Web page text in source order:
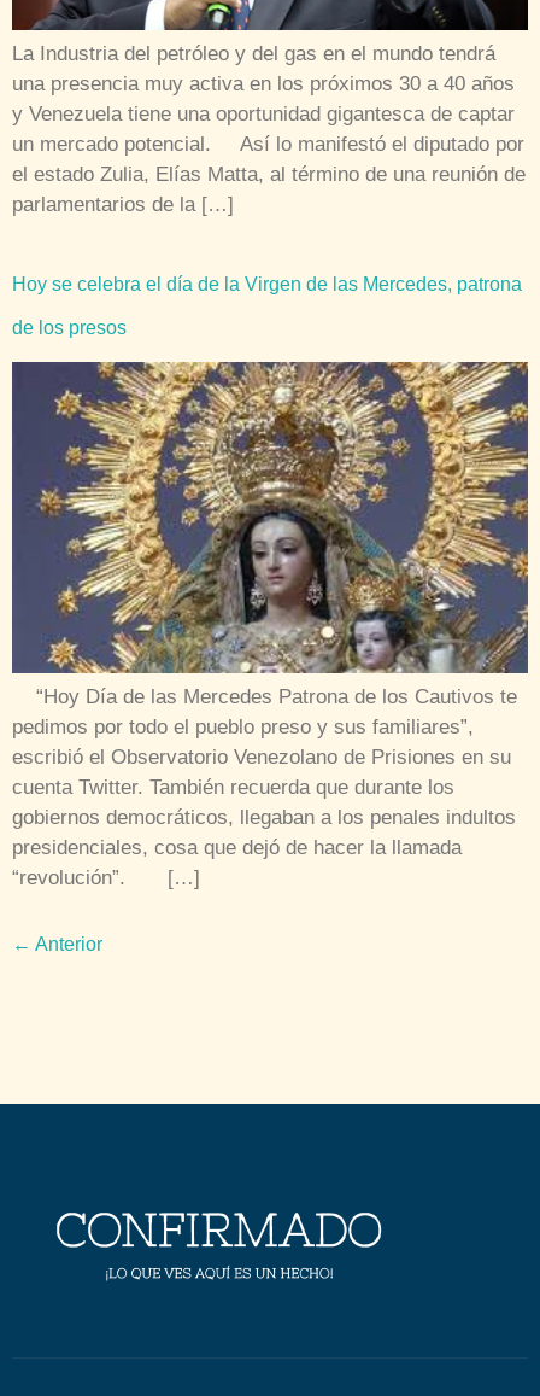
La Industria del petróleo y del gas en el mundo tendrá
una presencia muy activa en los próximos 30 a 40 años
y Venezuela tiene una oportunidad gigantesca de captar
un mercado potencial. Así lo manifestó el diputado por
el estado Zulia, Elías Matta, al término de una reunión de
parlamentarios de la […]
Hoy se celebra el día de la Virgen de las Mercedes, patrona
de los presos
“Hoy Día de las Mercedes Patrona de los Cautivos te
pedimos por todo el pueblo preso y sus familiares”,
escribió el Observatorio Venezolano de Prisiones en su
cuenta Twitter. También recuerda que durante los
gobiernos democráticos, llegaban a los penales indultos
presidenciales, cosa que dejó de hacer la llamada
“revolución”. […]
← Anterior